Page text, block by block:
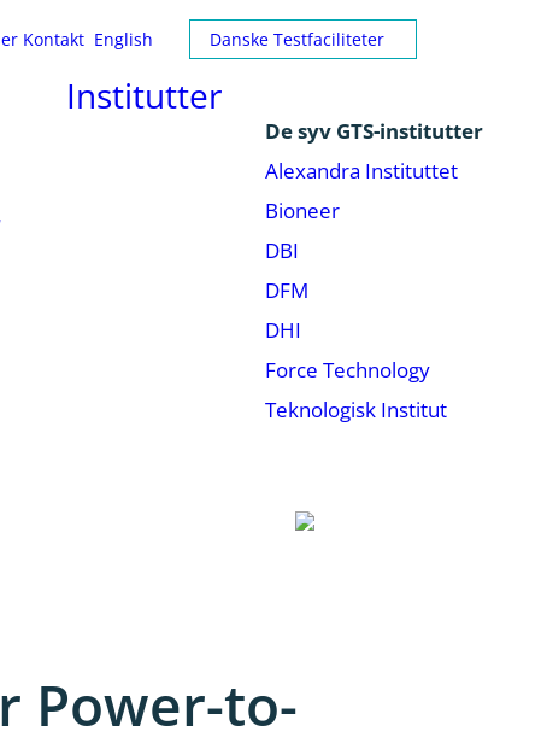
Kontakt English Danske Testfaciliteter
Institutter
De syv GTS-institutter
Alexandra Instituttet
Bioneer
DBI
DFM
DHI
Force Technology
Teknologisk Institut
Power-to-